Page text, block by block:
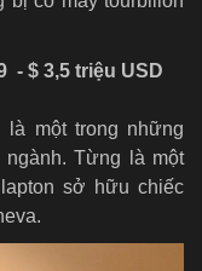
- $ 3,5 triệu USD
là một trong những
Từng là một
sở hữu chiếc